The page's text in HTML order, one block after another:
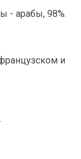
- арабы, 98%.
и